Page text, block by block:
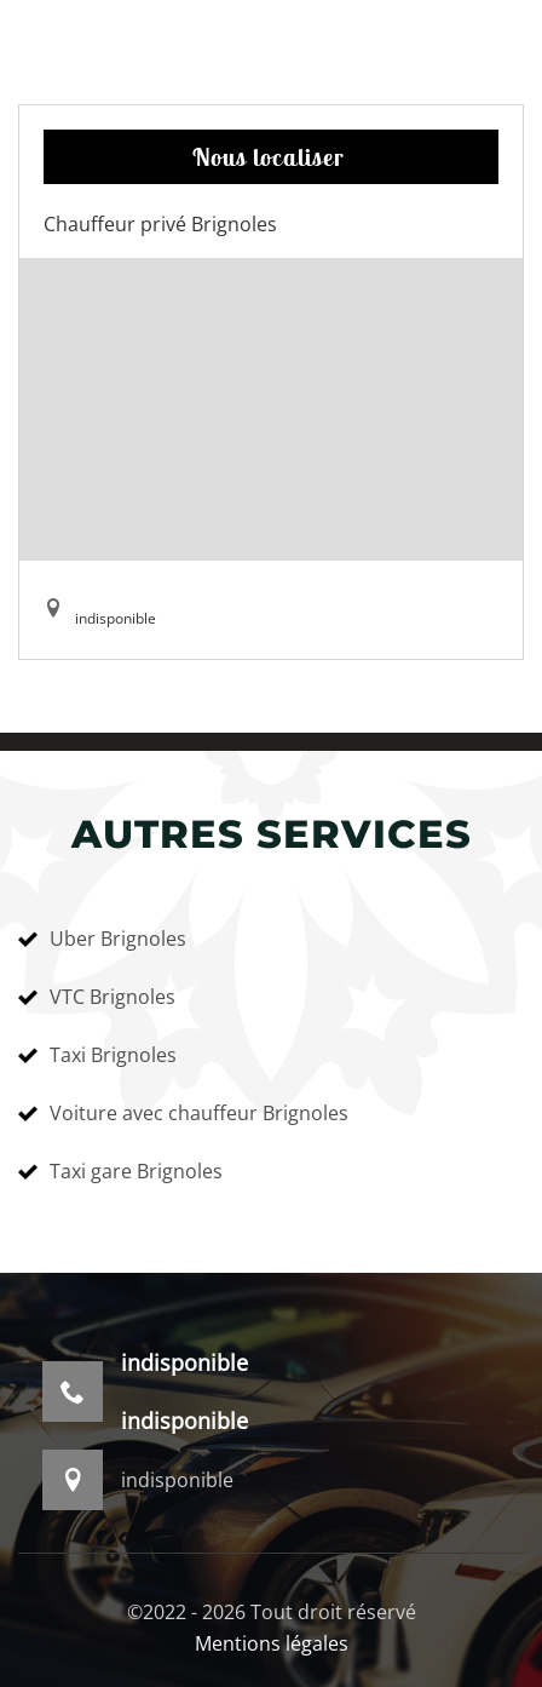
Nous localiser
Chauffeur privé Brignoles
indisponible
AUTRES SERVICES
Uber Brignoles
VTC Brignoles
Taxi Brignoles
Voiture avec chauffeur Brignoles
Taxi gare Brignoles
indisponible
indisponible
indisponible
©2022 - 2026 Tout droit réservé
Mentions légales